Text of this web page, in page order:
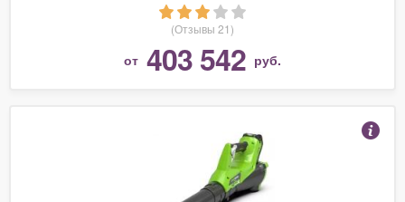
(Отзывы 21)
от 403 542 руб.